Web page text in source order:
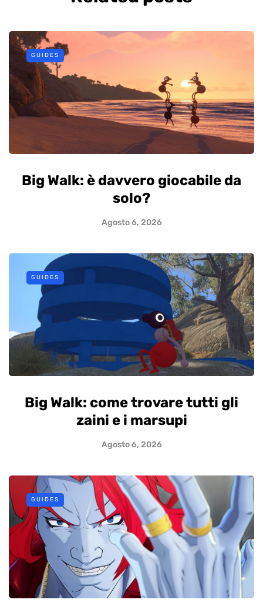
GUIDES
Big Walk: è davvero giocabile da
solo?
Agosto 6, 2026
GUIDES
Big Walk: come trovare tutti gli
zaini e i marsupi
Agosto 6, 2026
GUIDES